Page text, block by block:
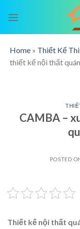
Home » Thiết Kế
thiết kế nội thất
CAMBA –
POSTED
Thiết kế nội thất